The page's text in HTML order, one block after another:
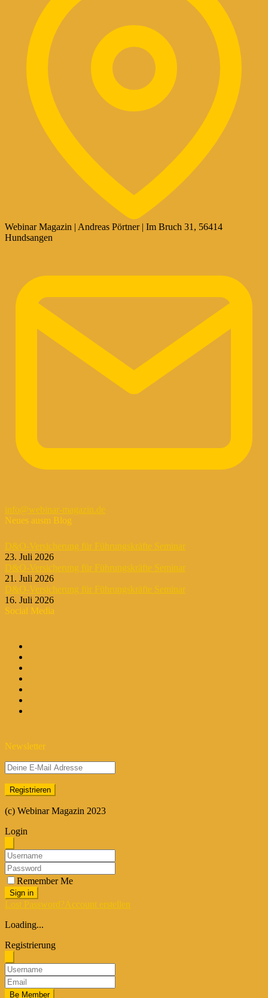
Webinar Magazin | Andreas Pörtner | Im Bruch 31, 56414
Hundsangen
info@webinar-magazin.de
Neues ausm Blog
D&O-Versicherung für Führungskräfte Seminar
23. Juli 2026
D&O-Versicherung für Führungskräfte Seminar
21. Juli 2026
D&O-Versicherung für Führungskräfte Seminar
16. Juli 2026
Social Media
Newsletter
(c) Webinar Magazin 2023
Login
Remember Me
Sign in
Lost Password?Account erstellen
Loading...
Registrierung
Be Member